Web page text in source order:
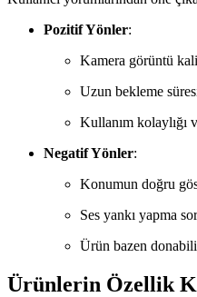
Pozitif Yönler:
Kamera görüntü
Uzun bekleme
Kullanım kolaylığı
Negatif Yönler:
Konumun doğru
Ses yankı yapma
Ürün bazen
Ürünlerin Özellik